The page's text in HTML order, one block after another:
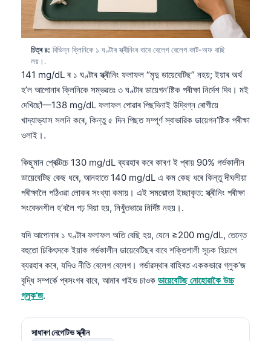
চিত্ৰ ৪: বিভিন্ন ক্লিনিকে ১ ঘণ্টাৰ স্ক্ৰীনিংৰ বাবে বেলেগ বেলেগ কাট-অফ বাছি
লয়।.
141 mg/dL ৰ ১ ঘণ্টাৰ স্ক্ৰীনিং ফলাফল “মৃদু ডায়েবেটিছ” নহয়; ইয়াৰ অৰ্থ
হ’ল আপোনাৰ ক্লিনিকে সম্ভৱতঃ ৩ ঘণ্টাৰ ডায়েগন’ষ্টিক পৰীক্ষা নিৰ্দেশ দিব। মই
দেখিছোঁ—138 mg/dL ফলাফল পোৱাৰ পিছদিনাই উদ্বিগ্ন ৰোগীয়ে
খাদ্যাভ্যাস সলনি কৰে, কিন্তু ৫ দিন পিছত সম্পূৰ্ণ স্বাভাৱিক ডায়েগন’ষ্টিক পৰীক্ষা
ওলাই।.
কিছুমান প্ৰেক্টিচে 130 mg/dL ব্যৱহাৰ কৰে কাৰণ ই প্ৰায় 90% গৰ্ভকালীন
ডায়েবেটিছ কেছ ধৰে, আনহাতে 140 mg/dL এ কম কেছ ধৰে কিন্তু দীঘলীয়া
পৰীক্ষালৈ পঠিওৱা লোকৰ সংখ্যা কমায়। এই সমঝোতা ইচ্ছাকৃত: স্ক্ৰীনিং পৰীক্ষা
সংবেদনশীল হ’বলৈ গঢ় দিয়া হয়, নিখুঁতভাৱে নিৰ্দিষ্ট নহয়।.
যদি আপোনাৰ ১ ঘণ্টাৰ ফলাফল অতি বেছি হয়, যেনে ≥200 mg/dL, তেন্তে
বহুতো চিকিৎসকে ইয়াক গৰ্ভকালীন ডায়েবেটিছৰ বাবে শক্তিশালী সূচক হিচাপে
ব্যৱহাৰ কৰে, যদিও নীতি বেলেগ বেলেগ। গৰ্ভাৱস্থাৰ বাহিৰত এককভাৱে গ্লুক’জ
বৃদ্ধি সম্পৰ্কে প্ৰসংগৰ বাবে, আমাৰ গাইড চাওক ডায়েবেটিছ নোহোৱাকৈ উচ্চ
গ্লুক’জ.
সাধাৰণ নেগেটিভ স্ক্ৰীন